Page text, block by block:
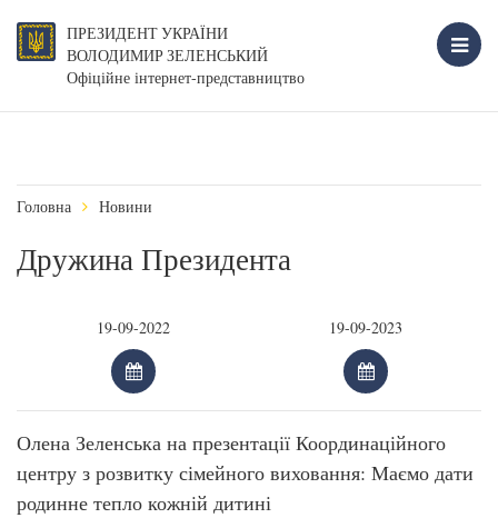
ПРЕЗИДЕНТ УКРАЇНИ
ВОЛОДИМИР ЗЕЛЕНСЬКИЙ
Офіційне інтернет-представництво
Головна Новини
Дружина Президента
Олена Зеленська на презентації Координаційного
центру з розвитку сімейного виховання: Маємо дати
родинне тепло кожній дитині